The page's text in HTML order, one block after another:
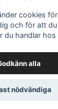
EPA & hem |
cookies
och för att
du handlar hos
alla
nödvändiga